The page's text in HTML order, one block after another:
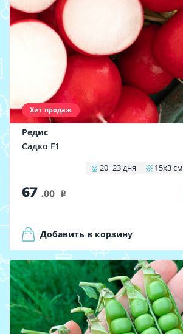
Хит продаж
Редис
Садко F1
20−23 дня 15x3 см
67 .00 i
Добавить в корзину